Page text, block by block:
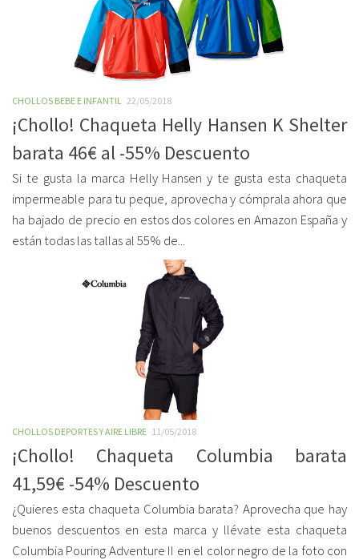
CHOLLOS BEBE E INFANTIL 22/05/2018
¡Chollo! Chaqueta Helly Hansen K Shelter
barata 46€ al -55% Descuento
Si te gusta la marca Helly Hansen y te gusta esta chaqueta
impermeable para tu peque, aprovecha y cómprala ahora que
ha bajado de precio en estos dos colores en Amazon España y
están todas las tallas al 55% de...
CHOLLOS DEPORTES Y AIRE LIBRE 11/05/2018
¡Chollo! Chaqueta Columbia barata
41,59€ -54% Descuento
¿Quieres esta chaqueta Columbia barata? Aprovecha que hay
buenos descuentos en esta marca y llévate esta chaqueta
Columbia Pouring Adventure II en el color negro de la foto con